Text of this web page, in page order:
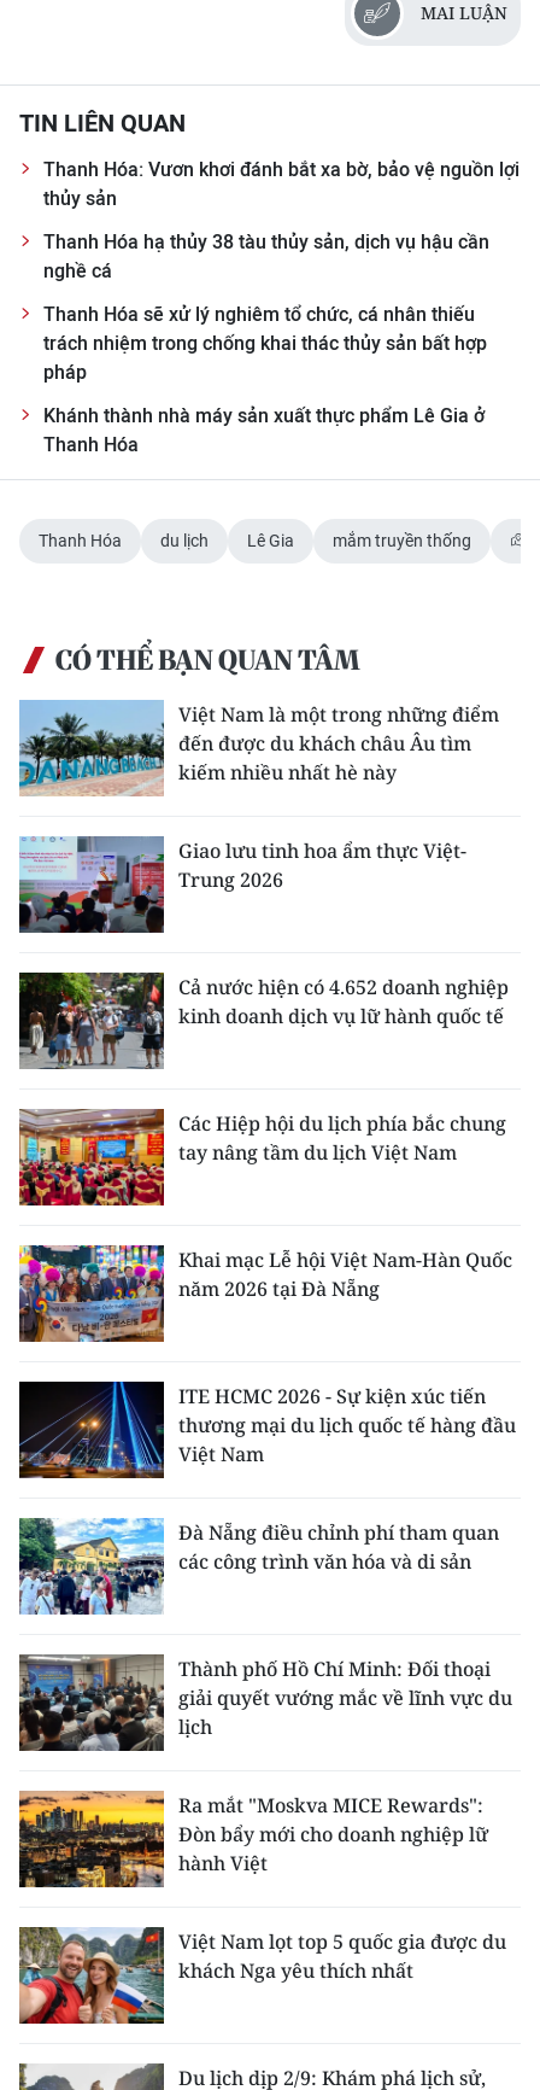
MAI LUẬN
TIN LIÊN QUAN
Thanh Hóa: Vươn khơi đánh bắt xa bờ, bảo vệ nguồn lợi
thủy sản
Thanh Hóa hạ thủy 38 tàu thủy sản, dịch vụ hậu cần
nghề cá
Thanh Hóa sẽ xử lý nghiêm tổ chức, cá nhân thiếu
trách nhiệm trong chống khai thác thủy sản bất hợp
pháp
Khánh thành nhà máy sản xuất thực phẩm Lê Gia ở
Thanh Hóa
Thanh Hóa du lịch Lê Gia mắm truyền thống
CÓ THỂ BẠN QUAN TÂM
Việt Nam là một trong những điểm
đến được du khách châu Âu tìm
kiếm nhiều nhất hè này
Giao lưu tinh hoa ẩm thực Việt-
Trung 2026
Cả nước hiện có 4.652 doanh nghiệp
kinh doanh dịch vụ lữ hành quốc tế
Các Hiệp hội du lịch phía bắc chung
tay nâng tầm du lịch Việt Nam
Khai mạc Lễ hội Việt Nam-Hàn Quốc
năm 2026 tại Đà Nẵng
ITE HCMC 2026 - Sự kiện xúc tiến
thương mại du lịch quốc tế hàng đầu
Việt Nam
Đà Nẵng điều chỉnh phí tham quan
các công trình văn hóa và di sản
Thành phố Hồ Chí Minh: Đối thoại
giải quyết vướng mắc về lĩnh vực du
lịch
Ra mắt "Moskva MICE Rewards":
Đòn bẩy mới cho doanh nghiệp lữ
hành Việt
Việt Nam lọt top 5 quốc gia được du
khách Nga yêu thích nhất
Du lịch dịp 2/9: Khám phá lịch sử,